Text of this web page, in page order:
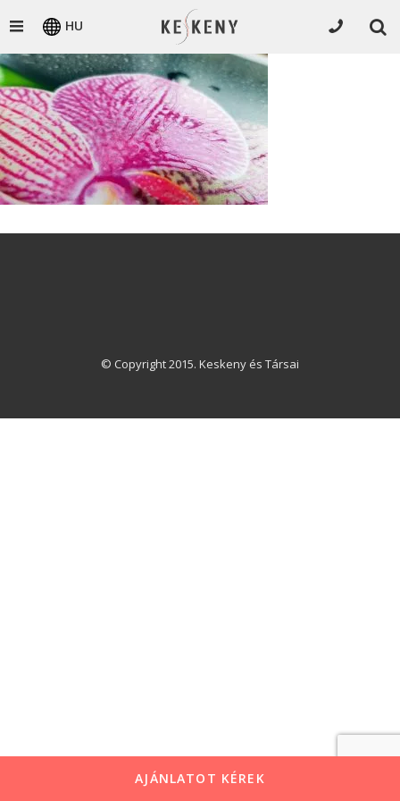
HU
© Copyright 2015. Keskeny és Társai
AJÁNLATOT KÉREK